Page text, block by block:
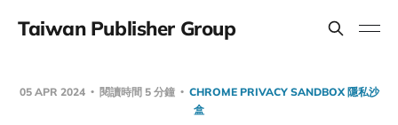
Taiwan Publisher Group
05 APR 2024 閱讀時間 5 分鐘
CHROME PRIVACY SANDBOX 隱私沙
盒